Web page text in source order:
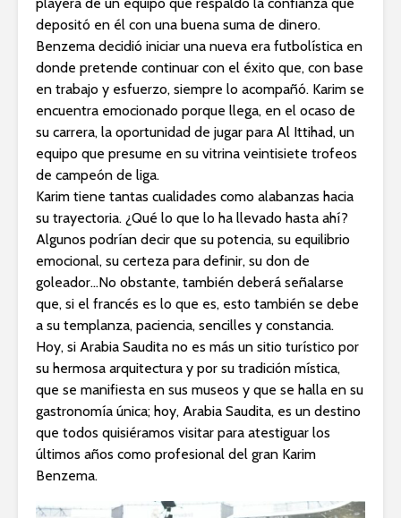
depositó en él con una buena suma de dinero.
Benzema decidió iniciar una nueva era futbolística en
donde pretende continuar con el éxito que, con base
en trabajo y esfuerzo, siempre lo acompañó. Karim se
encuentra emocionado porque llega, en el ocaso de
su carrera, la oportunidad de jugar para Al Ittihad, un
equipo que presume en su vitrina veintisiete trofeos
de campeón de liga.
Karim tiene tantas cualidades como alabanzas hacia
su trayectoria. ¿Qué lo que lo ha llevado hasta ahí?
Algunos podrían decir que su potencia, su equilibrio
emocional, su certeza para definir, su don de
goleador…No obstante, también deberá señalarse
que, si el francés es lo que es, esto también se debe
a su templanza, paciencia, sencilles y constancia.
Hoy, si Arabia Saudita no es más un sitio turístico por
su hermosa arquitectura y por su tradición mística,
que se manifiesta en sus museos y que se halla en su
gastronomía única; hoy, Arabia Saudita, es un destino
que todos quisiéramos visitar para atestiguar los
últimos años como profesional del gran Karim
Benzema.